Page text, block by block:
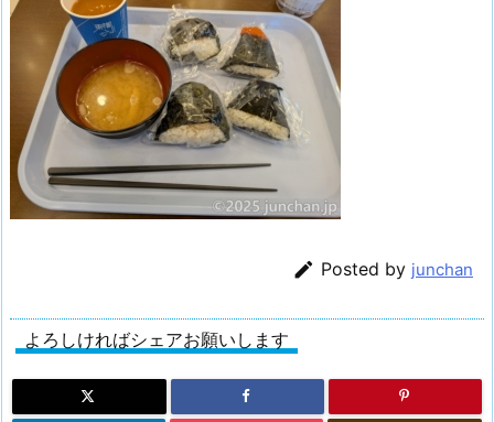
 Posted by junchan
よろしければシェアお願いします